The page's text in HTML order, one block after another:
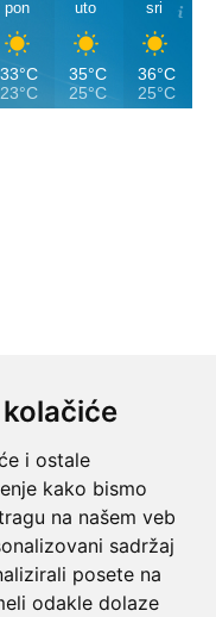
i ostale
kako bismo
na našem veb
sadržaj
posete na
odakle dolaze
pon
33°C
23°C
uto
35°C
25°C
sri
36°C
25°C